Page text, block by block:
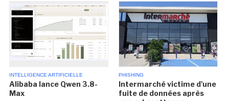
INTELLIGENCE ARTIFICIELLE
Alibaba lance Qwen 3.8-
Max
PHISHING
Intermarché victime d'une
fuite de données après